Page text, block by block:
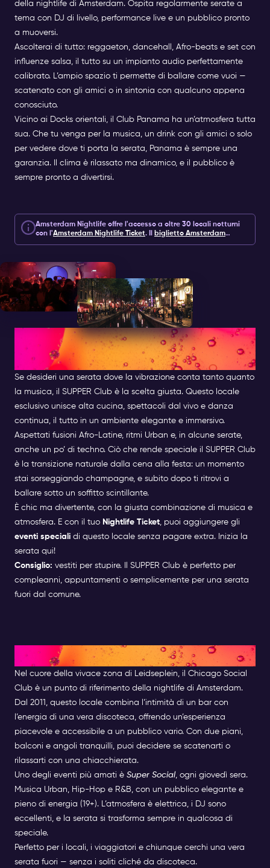
della nightlife di Amsterdam. Ospita regolarmente serate a
tema con DJ di livello, performance live e un pubblico pronto
a muoversi.
Ascolterai di tutto: reggaeton, dancehall, Afro-beats e set con
influenze salsa, il tutto su un impianto audio perfettamente
calibrato. L’ampio spazio ti permette di ballare come vuoi —
scatenato con gli amici o in sintonia con qualcuno appena
conosciuto.
Vicino ai Docks orientali, il Club Panama ha un’atmosfera tutta
sua. Che tu venga per la musica, un drink con gli amici o solo
per vedere dove ti porta la serata, Panama è sempre una
garanzia. Il clima è rilassato ma dinamico, e il pubblico è
sempre pronto a divertirsi.
Amsterdam Nightlife offre l'accesso a oltre 30 locali notturni
con l'Amsterdam Nightlife Ticket.
biglietto Amsterdam
SUPPER Club – Cena, Danza e
Atmosfera Magica
Se desideri una serata dove la vibrazione conta tanto quanto
la musica, il SUPPER Club è la scelta giusta. Questo locale
esclusivo unisce alta cucina, spettacoli dal vivo e danza
continua, il tutto in un ambiente elegante e immersivo.
Aspettati fusioni Afro-Latine, ritmi Urban e, in alcune serate,
anche un po’ di techno. Ciò che rende speciale il SUPPER Club
è la transizione naturale dalla cena alla festa: un momento
stai sorseggiando champagne, e subito dopo ti ritrovi a
ballare sotto un soffitto scintillante.
È chic ma divertente, con la giusta combinazione di musica e
atmosfera. E con il tuo Nightlife Ticket, puoi aggiungere gli
eventi speciali di questo locale senza pagare extra. Inizia la
serata qui!
Consiglio: vestiti per stupire. Il SUPPER Club è perfetto per
compleanni, appuntamenti o semplicemente per una serata
fuori dal comune.
Chicago Social Club
Nel cuore della vivace zona di Leidseplein, il Chicago Social
Club è un punto di riferimento della nightlife di Amsterdam.
Dal 2011, questo locale combina l’intimità di un bar con
l’energia di una vera discoteca, offrendo un’esperienza
piacevole e accessibile a un pubblico vario. Con due piani,
balconi e angoli tranquilli, puoi decidere se scatenarti o
rilassarti con una chiacchierata.
Uno degli eventi più amati è Super Social, ogni giovedì sera.
Musica Urban, Hip-Hop e R&B, con un pubblico elegante e
pieno di energia (19+). L’atmosfera è elettrica, i DJ sono
eccellenti, e la serata si trasforma sempre in qualcosa di
speciale.
Perfetto per i locali, i viaggiatori e chiunque cerchi una vera
serata fuori — senza i soliti cliché da discoteca.